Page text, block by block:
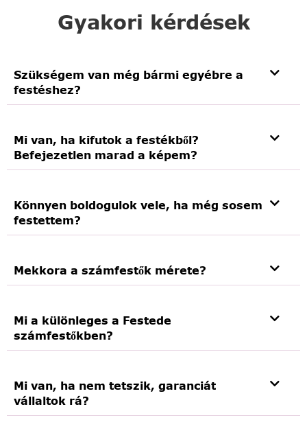
Gyakori kérdések
Szükségem van még bármi egyébre a
festéshez?
Mi van, ha kifutok a festékből?
Befejezetlen marad a képem?
Könnyen boldogulok vele, ha még sosem
festettem?
Mekkora a számfestők mérete?
Mi a különleges a Festede
számfestőkben?
Mi van, ha nem tetszik, garanciát
vállaltok rá?